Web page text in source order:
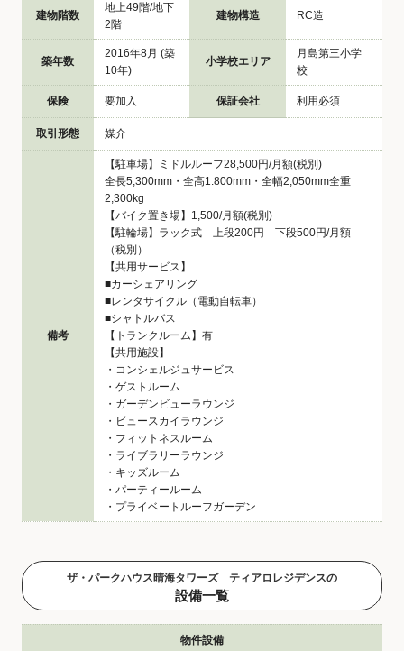
建物階数
地上49階/地下
2階
建物構造 RC造
築年数
2016年8月 (築
10年)
小学校エリア
月島第三小学
校
保険 要加入 保証会社 利用必須
取引形態 媒介
備考
【駐車場】ミドルルーフ28,500円/月額(税別)
全長5,300mm・全高1.800mm・全幅2,050mm全重
2,300kg
【バイク置き場】1,500/月額(税別)
【駐輪場】ラック式 上段200円 下段500円/月額
（税別）
【共用サービス】
■カーシェアリング
■レンタサイクル（電動自転車）
■シャトルバス
【トランクルーム】有
【共用施設】
・コンシェルジュサービス
・ゲストルーム
・ガーデンビューラウンジ
・ビュースカイラウンジ
・フィットネスルーム
・ライブラリーラウンジ
・キッズルーム
・パーティールーム
・プライベートルーフガーデン
ザ・パークハウス晴海タワーズ ティアロレジデンスの
設備一覧
物件設備